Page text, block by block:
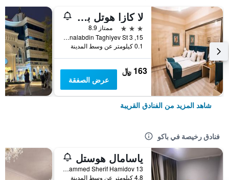
لا كازا هوتل باكو
3 نجوم
ممتاز 8.9
15, 3 Haji Zeynalabdin Taghiyev St, باكو, أذربيجان
0.1 كيلومتر عن وسط المدينة
163 ﷼
عرض الصفقة
شاهد المزيد من الفنادق القريبة
فنادق رخيصة في باكو
ياسامال هوستل
General Mammed Sherif Hamidov 13, باكو, أذربيجان
4.8 كيلومتر عن وسط المدينة